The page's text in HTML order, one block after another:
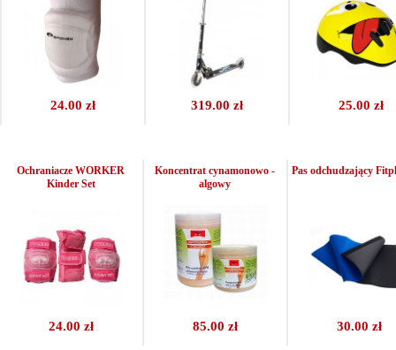
24.00 zł 319.00 zł 25.00 zł
24.00 zł
Ochraniacze WORKER
Kinder Set
85.00 zł
Koncentrat cynamonowo -
algowy
30.00 zł
Pas odchudzający